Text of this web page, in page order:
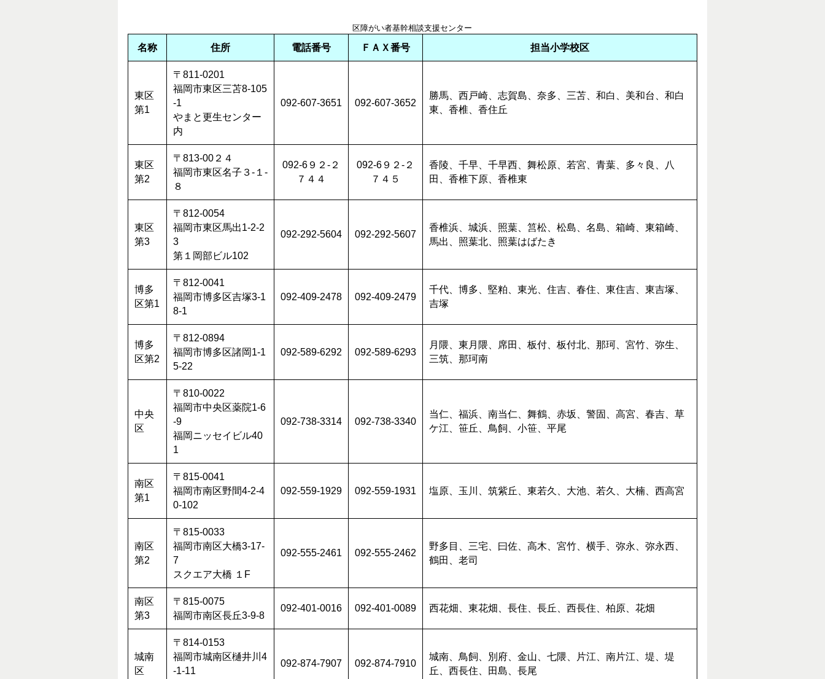
区障がい者基幹相談支援センター
名称 住所 電話番号 ＦＡＸ番号 担当小学校区
東区
第1
〒811-0201
福岡市東区三苫8-105
-1
やまと更生センター
内
092-607-3651 092-607-3652
勝馬、西戸崎、志賀島、奈多、三苫、和白、美和台、和白
東、香椎、香住丘
東区
第2
〒813-00２４
福岡市東区名子３‐１‐
８
092-6９２-２
７４４
092-6９２-２
７４５
香陵、千早、千早西、舞松原、若宮、青葉、多々良、八
田、香椎下原、香椎東
東区
第3
〒812-0054
福岡市東区馬出1-2-2
3
第１岡部ビル102
092-292-5604 092-292-5607
香椎浜、城浜、照葉、筥松、松島、名島、箱崎、東箱崎、
馬出、照葉北、照葉はばたき
博多
区第1
〒812-0041
福岡市博多区吉塚3-1
8-1
092-409-2478 092-409-2479
千代、博多、堅粕、東光、住吉、春住、東住吉、東吉塚、
吉塚
博多
区第2
〒812-0894
福岡市博多区諸岡1-1
5-22
092-589-6292 092-589-6293
月隈、東月隈、席田、板付、板付北、那珂、宮竹、弥生、
三筑、那珂南
中央
区
〒810-0022
福岡市中央区薬院1-6
-9
福岡ニッセイビル40
1
092-738-3314 092-738-3340
当仁、福浜、南当仁、舞鶴、赤坂、警固、高宮、春吉、草
ケ江、笹丘、鳥飼、小笹、平尾
南区
第1
〒815-0041
福岡市南区野間4-2-4
0-102
092-559-1929 092-559-1931 塩原、玉川、筑紫丘、東若久、大池、若久、大楠、西高宮
南区
第2
〒815-0033
福岡市南区大橋3-17-
7
スクエア大橋 １F
092-555-2461 092-555-2462
野多目、三宅、曰佐、高木、宮竹、横手、弥永、弥永西、
鶴田、老司
南区
第3
〒815-0075
福岡市南区長丘3-9-8
092-401-0016 092-401-0089 西花畑、東花畑、長住、長丘、西長住、柏原、花畑
城南
区
〒814-0153
福岡市城南区樋井川4
-1-11
092-874-7907 092-874-7910
城南、鳥飼、別府、金山、七隈、片江、南片江、堤、堤
丘、西長住、田島、長尾